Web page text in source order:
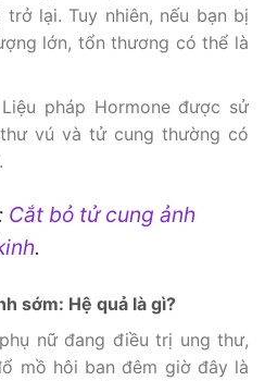
lại. Tuy nhiên, nếu bạn bị
lớn, tổn thương có thể là
Liệu pháp Hormone được sử
vú và tử cung thường có
Cắt bỏ tử cung ảnh
.
sớm: Hệ quả là gì?
nữ đang điều trị ung thư,
mồ hôi ban đêm giờ đây là